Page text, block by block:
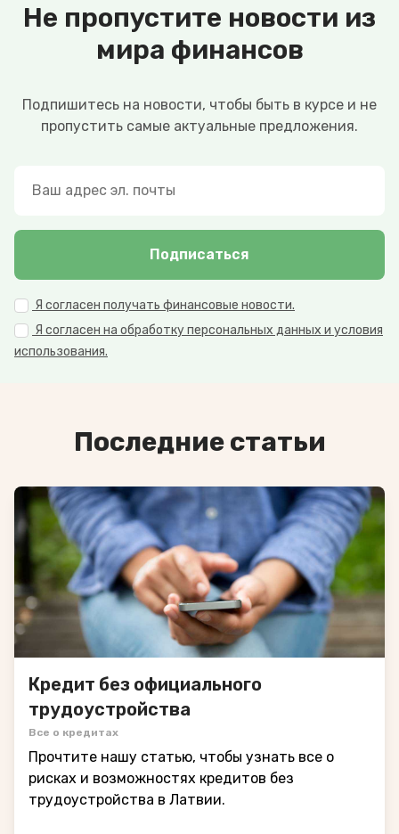
Не пропустите новости из
мира финансов
Подпишитесь на новости, чтобы быть в курсе и не
пропустить самые актуальные предложения.
Подписаться
Я согласен получать финансовые новости.
Я согласен на обработку персональных данных и условия
использования.
Последние статьи
Кредит без официального
трудоустройства
Все о кредитах
Прочтите нашу статью, чтобы узнать все о
рисках и возможностях кредитов без
трудоустройства в Латвии.